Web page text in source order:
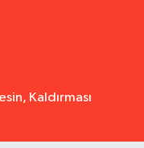
Kaldırması